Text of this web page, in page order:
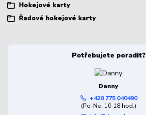
Hokejové karty
Řadové hokejové karty
Potřebujete poradit?
Danny
+420 775 040490
(Po-Ne, 10-18 hod.)